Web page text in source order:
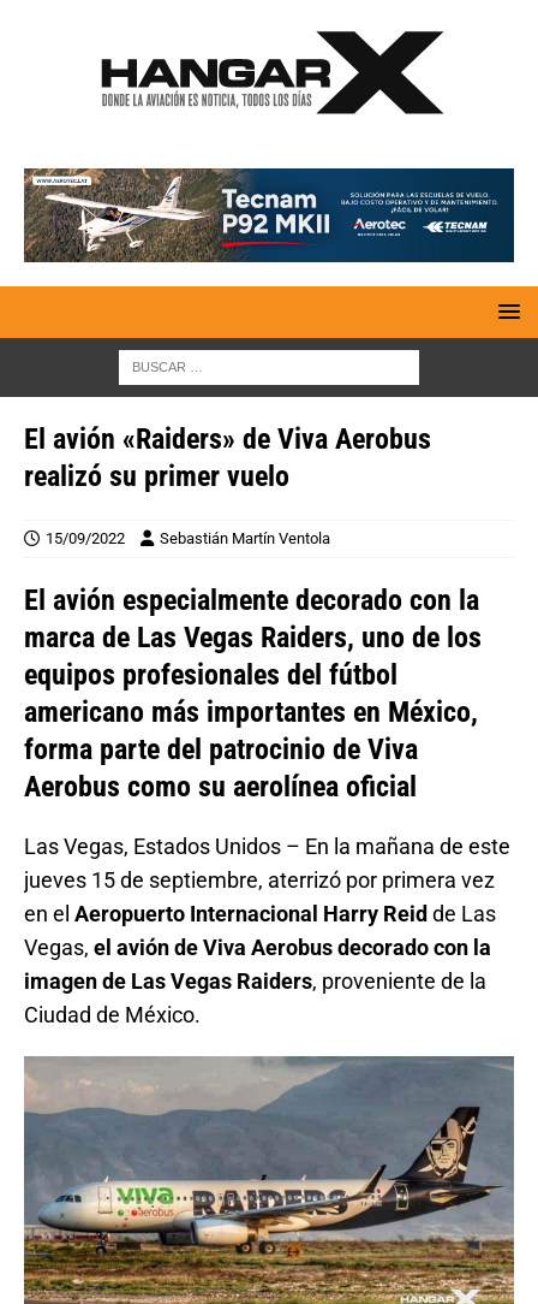
El avión «Raiders» de Viva Aerobus
realizó su primer vuelo
15/09/2022 Sebastián Martín Ventola
El avión especialmente decorado con la
marca de Las Vegas Raiders, uno de los
equipos profesionales del fútbol
americano más importantes en México,
forma parte del patrocinio de Viva
Aerobus como su aerolínea oficial
Las Vegas, Estados Unidos – En la mañana de este
jueves 15 de septiembre, aterrizó por primera vez
en el Aeropuerto Internacional Harry Reidde Las
Vegas, el avión de Viva Aerobus decorado con la
imagen de Las Vegas Raiders, proveniente de la
Ciudad de México.